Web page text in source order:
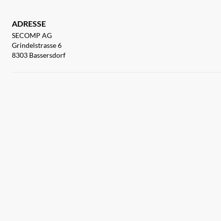
ADRESSE
SECOMP AG
Grindelstrasse 6
8303 Bassersdorf